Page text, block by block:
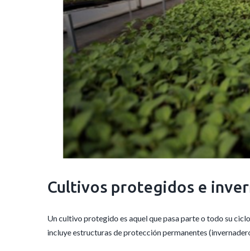
Cultivos protegidos e
Un cultivo protegido es aquel que pasa parte o todo su
incluye estructuras de protección permanentes